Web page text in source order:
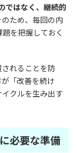
ではなく、継続的
のため、毎回の内
を把握しておく
れることを防
「改善を続け
クルを生み出す
必要な準備